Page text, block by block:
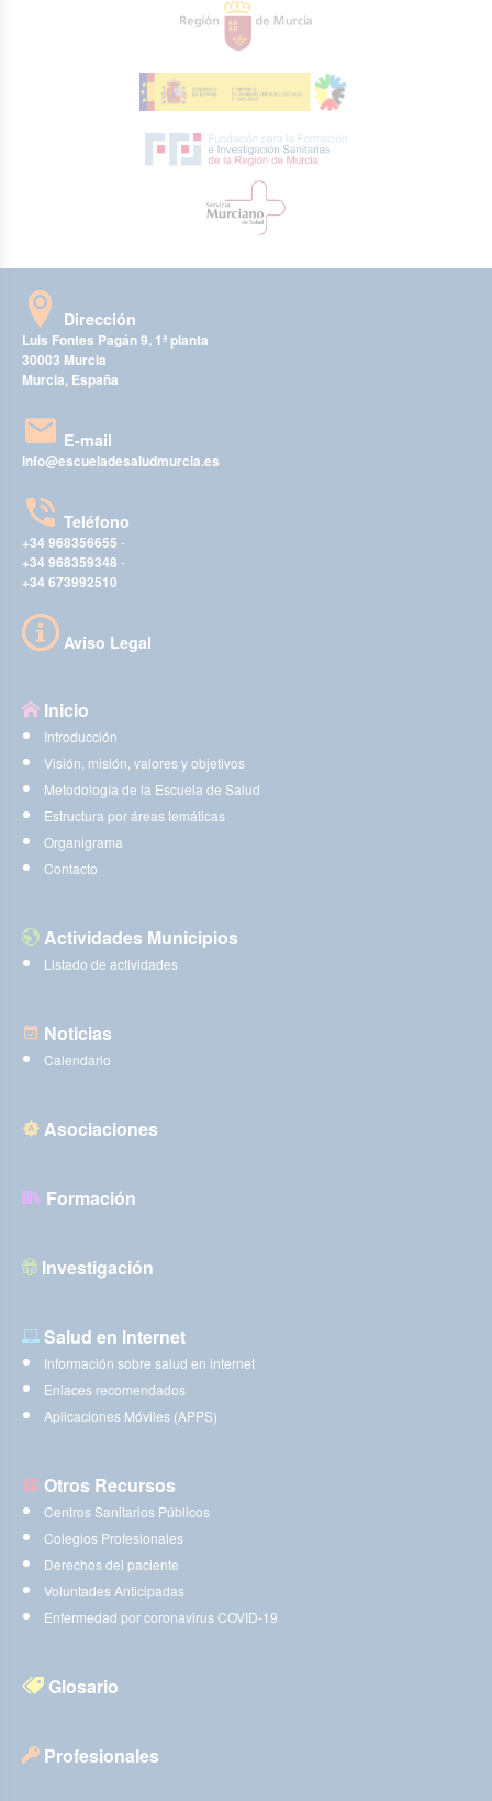
Dirección
Luis Fontes Pagán 9, 1ª planta
30003 Murcia
Murcia, España
E-mail
info@escueladesaludmurcia.es
Teléfono
+34 968356655 -
+34 968359348 -
+34 673992510
Aviso Legal
Inicio
Introducción
Visión, misión, valores y objetivos
Metodología de la Escuela de Salud
Estructura por áreas temáticas
Organigrama
Contacto
Actividades Municipios
Listado de actividades
Noticias
Calendario
Asociaciones
Formación
Investigación
Salud en Internet
Información sobre salud en internet
Enlaces recomendados
Aplicaciones Móviles (APPS)
Otros Recursos
Centros Sanitarios Públicos
Colegios Profesionales
Derechos del paciente
Voluntades Anticipadas
Enfermedad por coronavirus COVID-19
Glosario
Profesionales